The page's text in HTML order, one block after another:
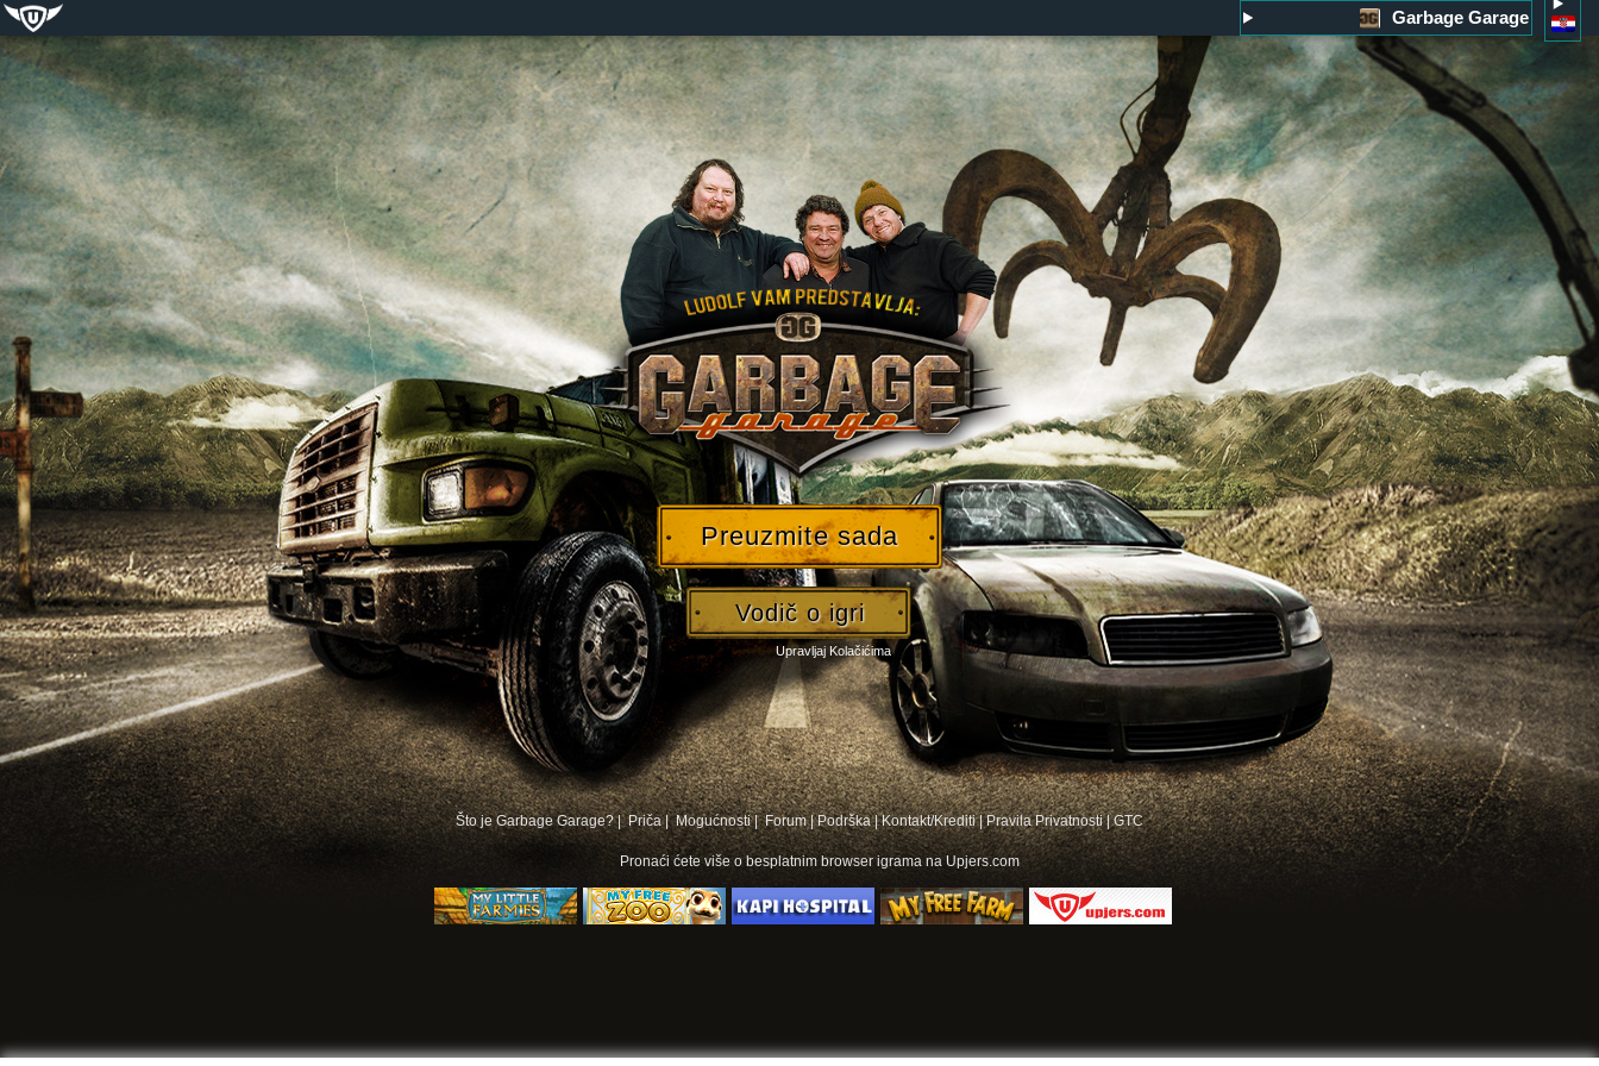
Garbage Garage
Preuzmite sada
Vodič o igri
Što je Garbage Garage? | Priča | Mogućnosti | Forum|Podrška|Kontakt/Krediti|Pravila Privatnosti|GTC
Pronaći ćete više obesplatnim browser igrama na Upjers.com
Upravljaj Kolačićima